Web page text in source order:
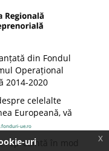
din Fondul
Operațional
2014-2020
celelalte
Europeană, vă
ue.ro
reprezintă în mod
uri x